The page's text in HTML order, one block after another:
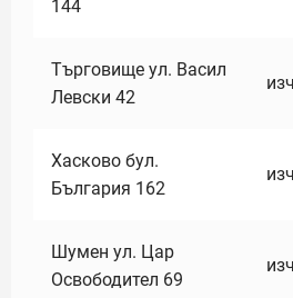
144
Търговище ул. Васил
Левски 42
Хасково бул.
България 162
Шумен ул. Цар
Освободител 69